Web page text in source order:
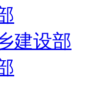
建设部